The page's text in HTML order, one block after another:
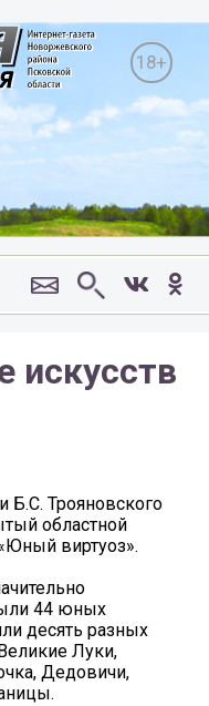
18+
искусств
Б.С. Трояновского
областной
виртуоз».
44 юных
десять разных
Луки,
Дедовичи,